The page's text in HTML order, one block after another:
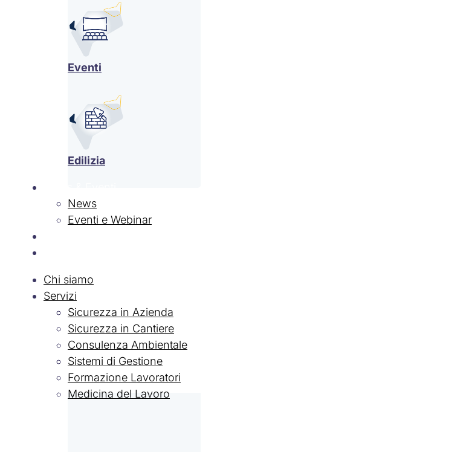
Eventi
Edilizia
News
Eventi e Webinar
Chi siamo
Servizi
Sicurezza in Azienda
Sicurezza in Cantiere
Consulenza Ambientale
Sistemi di Gestione
Formazione Lavoratori
Medicina del Lavoro